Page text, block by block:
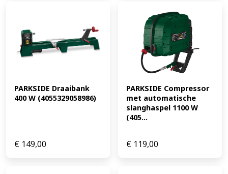
PARKSIDE Draaibank
400 W (4055329058986)
€ 149,00
PARKSIDE Compressor
met automatische
slanghaspel 1100 W
(405...
€ 119,00